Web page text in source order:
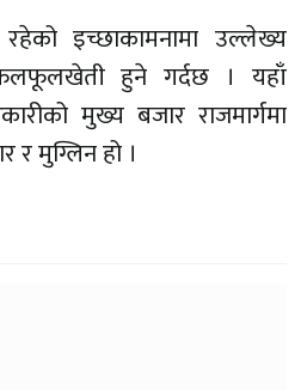
इच्छाकामनामा उल्लेख्य
फलफूलखेती हुने गर्दछ । यहाँ
मुख्य बजार राजमार्गमा
र मुग्लिन हो ।